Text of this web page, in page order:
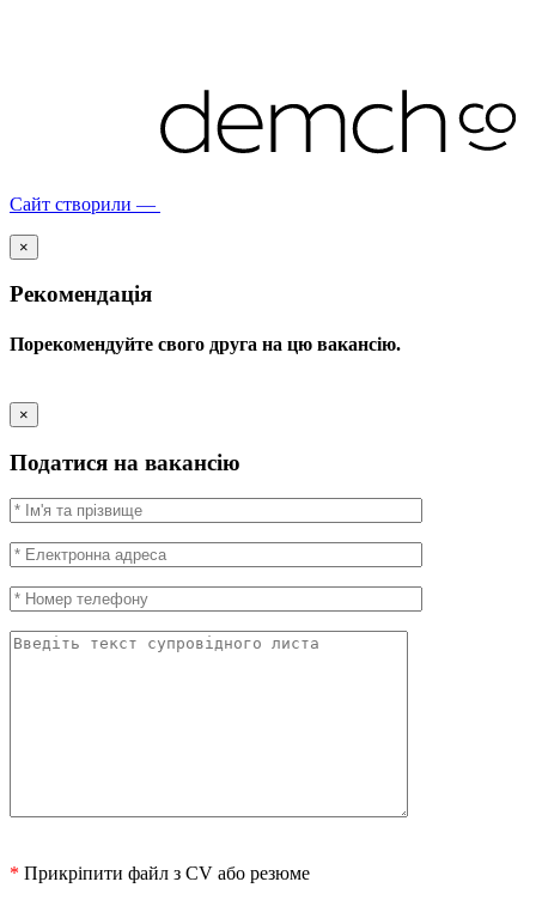
Сайт створили —
×
Рекомендація
Порекомендуйте свого друга на цю вакансію.
×
Податися на вакансію
* Прикріпити файл з CV або резюме